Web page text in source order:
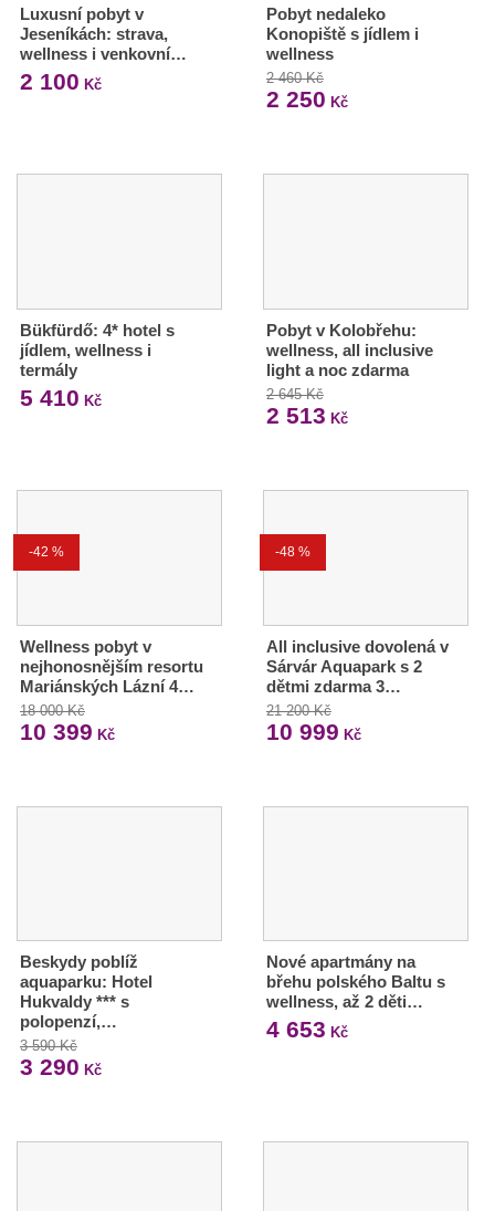
Luxusní pobyt v
Jeseníkách: strava,
wellness i venkovní…
2 100 Kč
Pobyt nedaleko
Konopiště s jídlem i
wellness
2 460 Kč
2 250 Kč
Bükfürdő: 4* hotel s
jídlem, wellness i
termály
5 410 Kč
Pobyt v Kolobřehu:
wellness, all inclusive
light a noc zdarma
2 645 Kč
2 513 Kč
-42 %
Wellness pobyt v
nejhonosnějším resortu
Mariánských Lázní 4…
18 000 Kč
10 399 Kč
-48 %
All inclusive dovolená v
Sárvár Aquapark s 2
dětmi zdarma 3…
21 200 Kč
10 999 Kč
Beskydy poblíž
aquaparku: Hotel
Hukvaldy *** s
polopenzí,…
3 590 Kč
3 290 Kč
Nové apartmány na
břehu polského Baltu s
wellness, až 2 děti…
4 653 Kč